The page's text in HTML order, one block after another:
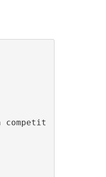
competit